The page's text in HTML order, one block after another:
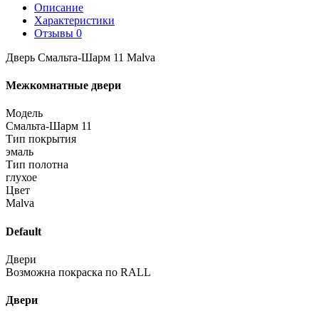
Описание
Характеристики
Отзывы 0
Дверь Смальта-Шарм 11 Malva
Межкомнатные двери
Модель
Смальта-Шарм 11
Тип покрытия
эмаль
Тип полотна
глухое
Цвет
Malva
Default
Двери
Возможна покраска по RALL
Двери